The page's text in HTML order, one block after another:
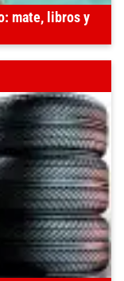
mate, libros y